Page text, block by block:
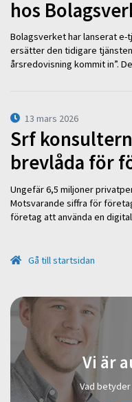
hos
Bolagsverket har lanserat e-
ersätter den tidigare
årsredovisning kommit in”.
13 mars 2026
Srf
brevlåda för
Ungefär 6,5 miljoner
Motsvarande siffra för
företag att använda en
Gå till startsidan
Vi är
Vad